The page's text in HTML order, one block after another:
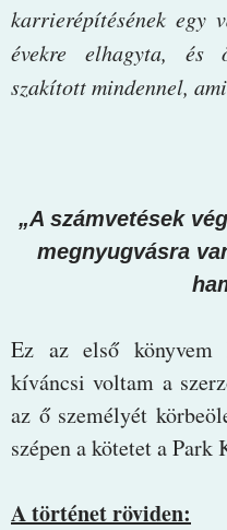
karrierépítésének egy
évekre elhagyta, és
szakított mindennel,
„A számvetések
megnyugvásra
Ez az első könyvem
kíváncsi voltam a
az ő személyét
szépen a kötetet a Park
A történet röviden: